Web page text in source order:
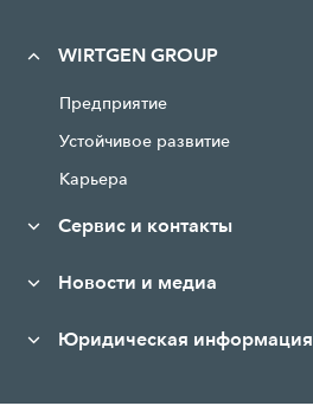
WIRTGEN GROUP
Предприятие
Устойчивое развитие
Карьера
Сервис и контакты
Новости и медиа
Юридическая информация